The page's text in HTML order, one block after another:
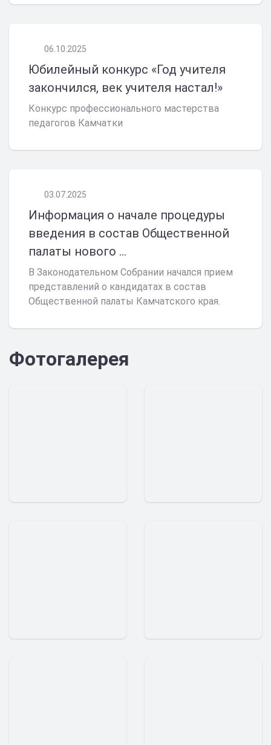
06.10.2025
Юбилейный конкурс «Год учителя
закончился, век учителя настал!»
Конкурс профессионального мастерства
педагогов Камчатки
03.07.2025
Информация о начале процедуры
введения в состав Общественной
палаты нового ...
В Законодательном Собрании начался прием
представлений о кандидатах в состав
Общественной палаты Камчатского края.
Фотогалерея